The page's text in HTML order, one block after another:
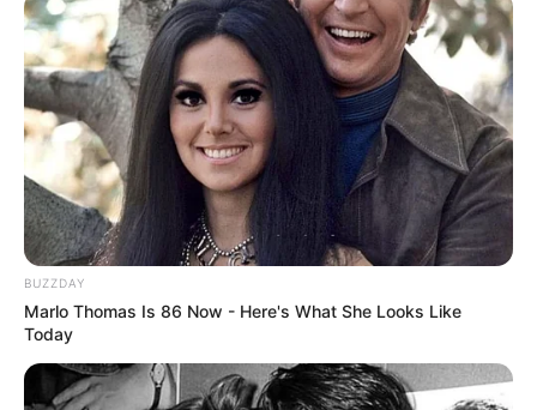
BUZZDAY
Marlo Thomas Is 86 Now - Here's What She Looks Like
Today